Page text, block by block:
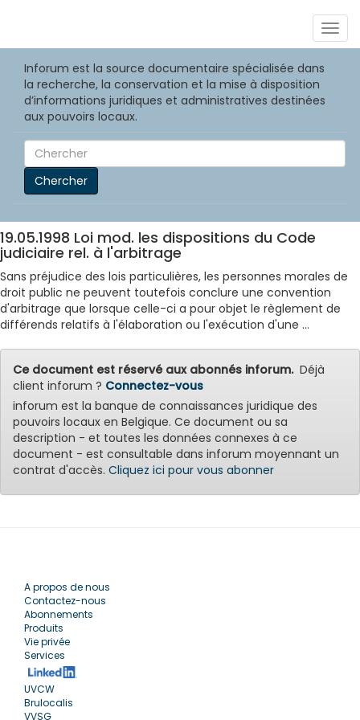
Inforum est la source documentaire spécialisée dans
la recherche, la conservation et la mise à disposition
d’informations juridiques et administratives destinées
aux pouvoirs locaux.
Chercher
19.05.1998 Loi mod. les dispositions du Code
judiciaire rel. à l'arbitrage
Sans préjudice des lois particulières, les personnes morales de
droit public ne peuvent toutefois conclure une convention
d'arbitrage que lorsque celle-ci a pour objet le règlement de
différends relatifs à l'élaboration ou l'exécution d'une ...
Ce document est réservé aux abonnés inforum.Déjà
client inforum ? Connectez-vous
inforum est la banque de connaissances juridique des
pouvoirs locaux en Belgique. Ce document ou sa
description - et toutes les données connexes à ce
document - est consultable dans inforum moyennant un
contrat d'accès. Cliquez ici pour vous abonner
A propos de nous
Contactez-nous
Abonnements
Produits
Vie privée
Services
UVCW
Brulocalis
VVSG